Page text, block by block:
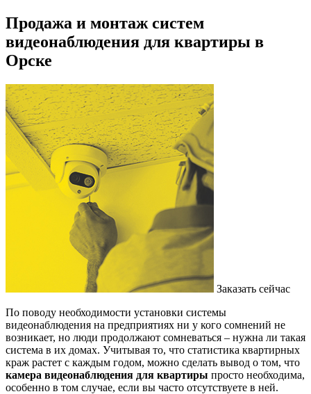
Продажа и монтаж систем
видеонаблюдения для квартиры в
Орске
Заказать сейчас
По поводу необходимости установки системы
видеонаблюдения на предприятиях ни у кого сомнений не
возникает, но люди продолжают сомневаться – нужна ли такая
система в их домах. Учитывая то, что статистика квартирных
краж растет с каждым годом, можно сделать вывод о том, что
камера видеонаблюдения для квартиры просто необходима,
особенно в том случае, если вы часто отсутствуете в ней.